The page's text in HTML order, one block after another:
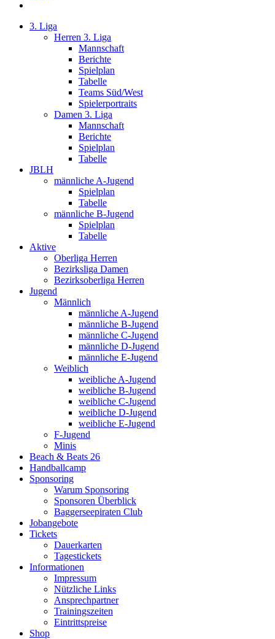
3. Liga
Herren 3. Liga
Mannschaft
Berichte
Spielplan
Tabelle
Teams Süd/West
Spielerportraits
Damen 3. Liga
Mannschaft
Berichte
Spielplan
Tabelle
JBLH
männliche A-Jugend
Spielplan
Tabelle
männliche B-Jugend
Spielplan
Tabelle
Aktive
Oberliga Herren
Bezirksliga Damen
Bezirksoberliga Herren
Jugend
Männlich
männliche A-Jugend
männliche B-Jugend
männliche C-Jugend
männliche D-Jugend
männliche E-Jugend
Weiblich
weibliche A-Jugend
weibliche B-Jugend
weibliche C-Jugend
weibliche D-Jugend
weibliche E-Jugend
F-Jugend
Minis
Beach & Beats 26
Handballcamp
Sponsoring
Warum Sponsoring
Sponsoren Überblick
Baggerseepiraten Club
Jobangebote
Tickets
Dauerkarten
Tagestickets
Informationen
Impressum
Nützliche Links
Ansprechpartner
Trainingszeiten
Eintrittspreise
Shop